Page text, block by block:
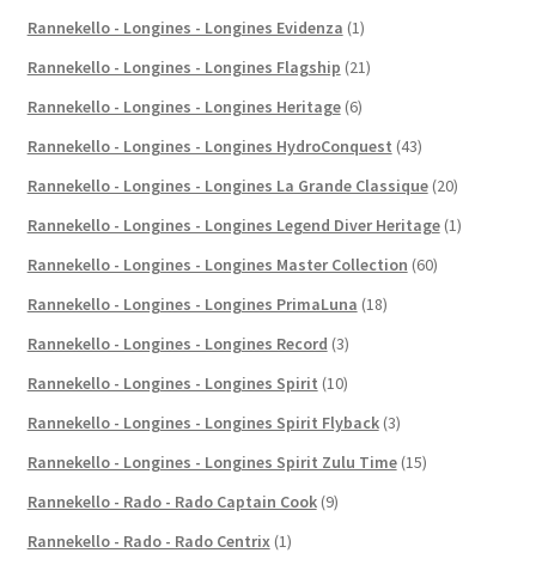
Rannekello - Longines - Longines Evidenza (1)
Rannekello - Longines - Longines Flagship (21)
Rannekello - Longines - Longines Heritage (6)
Rannekello - Longines - Longines HydroConquest (43)
Rannekello - Longines - Longines La Grande Classique (20)
Rannekello - Longines - Longines Legend Diver Heritage (1)
Rannekello - Longines - Longines Master Collection (60)
Rannekello - Longines - Longines PrimaLuna (18)
Rannekello - Longines - Longines Record (3)
Rannekello - Longines - Longines Spirit (10)
Rannekello - Longines - Longines Spirit Flyback (3)
Rannekello - Longines - Longines Spirit Zulu Time (15)
Rannekello - Rado - Rado Captain Cook (9)
Rannekello - Rado - Rado Centrix (1)